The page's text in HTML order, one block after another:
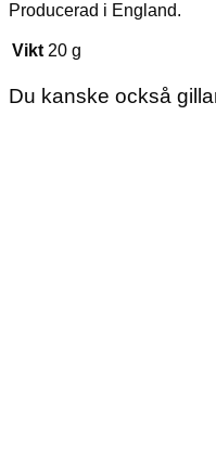
Producerad i England.
Vikt 20 g
Du kanske också